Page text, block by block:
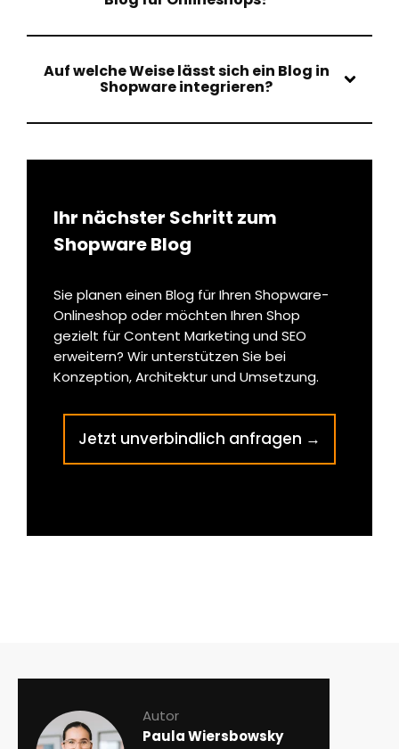
Auf welche Weise lässt sich ein Blog in
Shopware integrieren?
Ihr nächster Schritt zum
Shopware Blog
Sie planen einen Blog für Ihren Shopware-
Onlineshop oder möchten Ihren Shop
gezielt für Content Marketing und SEO
erweitern? Wir unterstützen Sie bei
Konzeption, Architektur und Umsetzung.
Jetzt unverbindlich anfragen →
Autor
Paula Wiersbowsky